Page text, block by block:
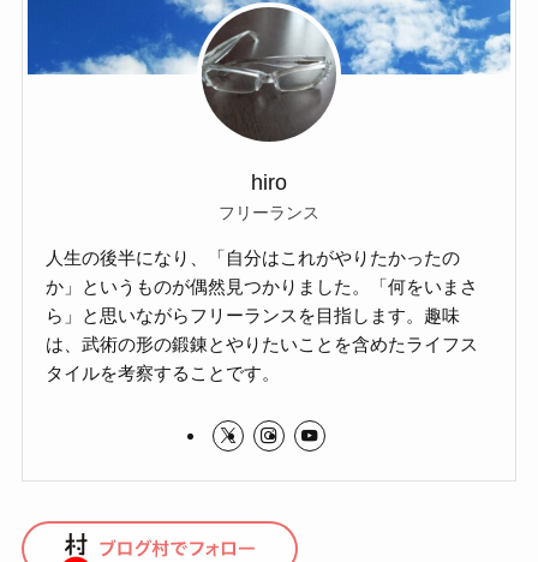
hiro
フリーランス
人生の後半になり、「自分はこれがやりたかったの
か」というものが偶然見つかりました。「何をいまさ
ら」と思いながらフリーランスを目指します。趣味
は、武術の形の鍛錬とやりたいことを含めたライフス
タイルを考察することです。